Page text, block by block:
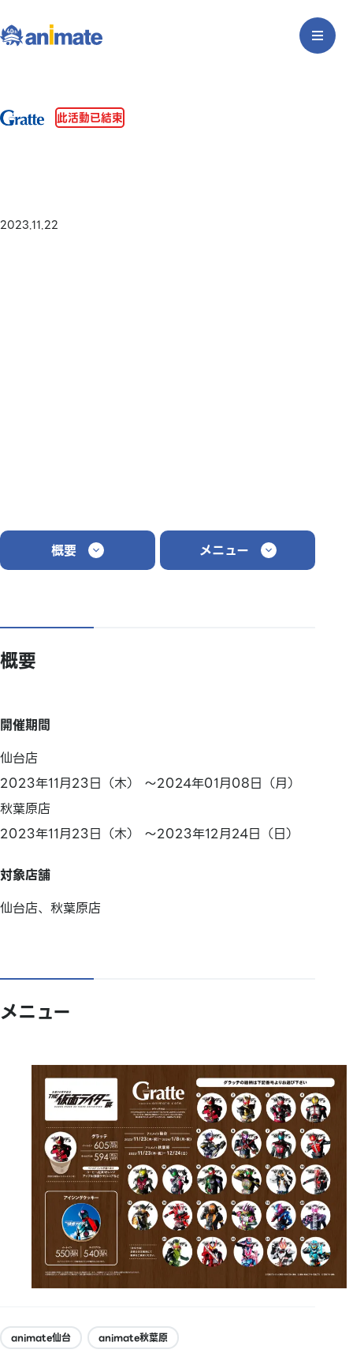
此活動已結束
2023.11.22
概要 メニュー
概要
開催期間
仙台店
2023年11月23日（木） ～2024年01月08日（月）
秋葉原店
2023年11月23日（木） ～2023年12月24日（日）
対象店舗
仙台店、秋葉原店
メニュー
animate仙台 animate秋葉原